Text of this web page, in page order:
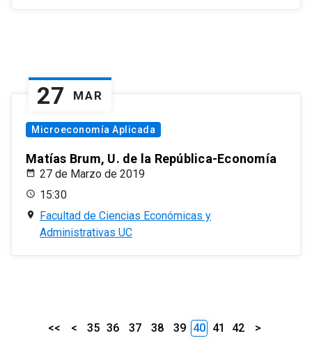
27 MAR
Microeconomía Aplicada
Matías Brum, U. de la República-Economía
27 de Marzo de 2019
15:30
Facultad de Ciencias Económicas y
Administrativas UC
<< < 35 36 37 38 39 40 41 42 >